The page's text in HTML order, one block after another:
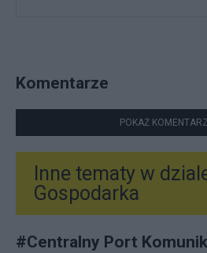
Komentarze
POKAŻ
Inne tematy w
Gospodarka
#Centralny Port